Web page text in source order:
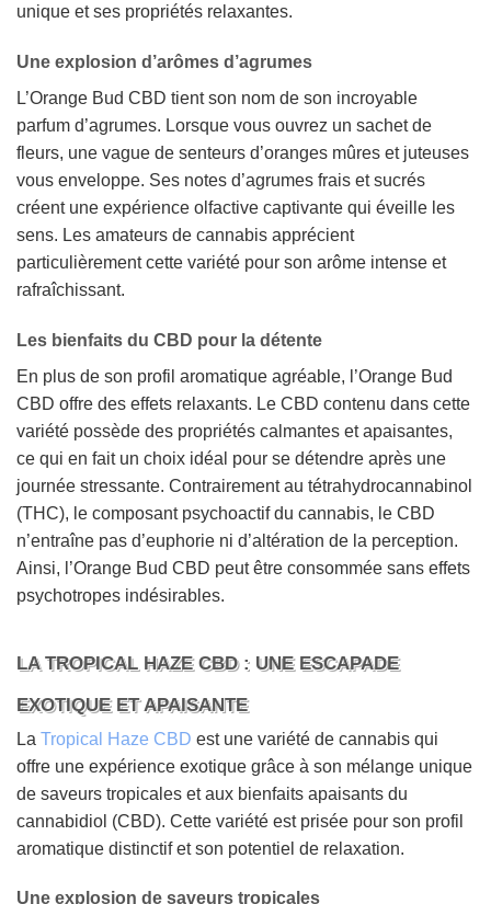
unique et ses propriétés relaxantes.
Une explosion d’arômes d’agrumes
L’Orange Bud CBD tient son nom de son incroyable
parfum d’agrumes. Lorsque vous ouvrez un sachet de
fleurs, une vague de senteurs d’oranges mûres et juteuses
vous enveloppe. Ses notes d’agrumes frais et sucrés
créent une expérience olfactive captivante qui éveille les
sens. Les amateurs de cannabis apprécient
particulièrement cette variété pour son arôme intense et
rafraîchissant.
Les bienfaits du CBD pour la détente
En plus de son profil aromatique agréable, l’Orange Bud
CBD offre des effets relaxants. Le CBD contenu dans cette
variété possède des propriétés calmantes et apaisantes,
ce qui en fait un choix idéal pour se détendre après une
journée stressante. Contrairement au tétrahydrocannabinol
(THC), le composant psychoactif du cannabis, le CBD
n’entraîne pas d’euphorie ni d’altération de la perception.
Ainsi, l’Orange Bud CBD peut être consommée sans effets
psychotropes indésirables.
LA TROPICAL HAZE CBD : UNE ESCAPADE
EXOTIQUE ET APAISANTE
La Tropical Haze CBD est une variété de cannabis qui
offre une expérience exotique grâce à son mélange unique
de saveurs tropicales et aux bienfaits apaisants du
cannabidiol (CBD). Cette variété est prisée pour son profil
aromatique distinctif et son potentiel de relaxation.
Une explosion de saveurs tropicales